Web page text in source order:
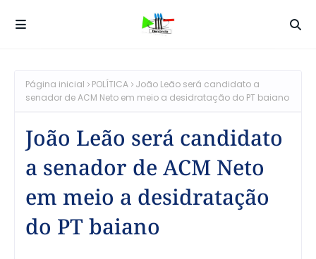
Página inicial POLÍTICA
João Leão será candidato a
senador de ACM Neto em meio a desidratação do PT baiano
João Leão será candidato
a senador de ACM Neto
em meio a desidratação
do PT baiano